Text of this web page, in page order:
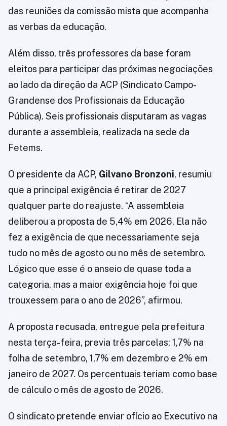
das reuniões da comissão mista que acompanha
as verbas da educação.
Além disso, três professores da base foram
eleitos para participar das próximas negociações
ao lado da direção da ACP (Sindicato Campo-
Grandense dos Profissionais da Educação
Pública). Seis profissionais disputaram as vagas
durante a assembleia, realizada na sede da
Fetems.
O presidente da ACP, Gilvano Bronzoni, resumiu
que a principal exigência é retirar de 2027
qualquer parte do reajuste. “A assembleia
deliberou a proposta de 5,4% em 2026. Ela não
fez a exigência de que necessariamente seja
tudo no mês de agosto ou no mês de setembro.
Lógico que esse é o anseio de quase toda a
categoria, mas a maior exigência hoje foi que
trouxessem para o ano de 2026”, afirmou.
A proposta recusada, entregue pela prefeitura
nesta terça-feira, previa três parcelas: 1,7% na
folha de setembro, 1,7% em dezembro e 2% em
janeiro de 2027. Os percentuais teriam como base
de cálculo o mês de agosto de 2026.
O sindicato pretende enviar ofício ao Executivo na